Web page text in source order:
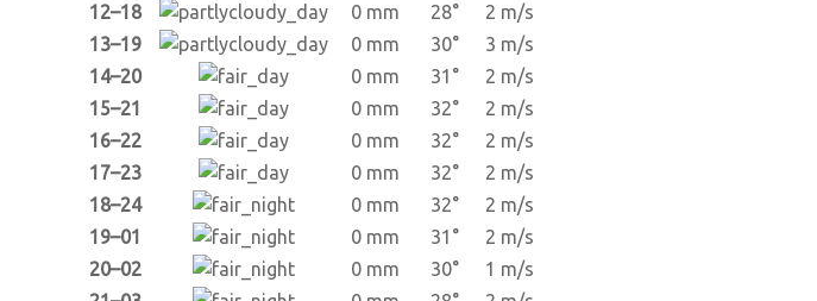
12–18
0 mm 28°
2 m/s
13–19
0 mm 30°
3 m/s
14–20
0 mm 31°
2 m/s
15–21
0 mm 32°
2 m/s
16–22
0 mm 32°
2 m/s
17–23
0 mm 32°
2 m/s
18–24
0 mm 32°
2 m/s
19–01
0 mm 31°
2 m/s
20–02
0 mm 30°
1 m/s